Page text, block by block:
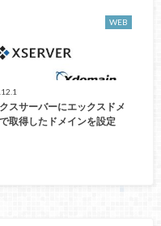
WEB
スサーバーにエックスドメ
取得したドメインを設定